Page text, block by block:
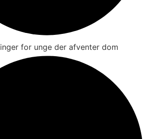
for unge der afventer dom